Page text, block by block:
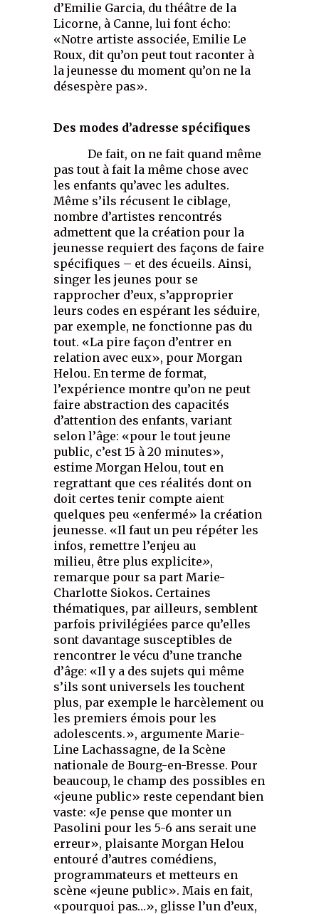
d’Emilie Garcia, du théâtre de la
Licorne, à Canne, lui font écho:
«Notre artiste associée, Emilie Le
Roux, dit qu’on peut tout raconter à
la jeunesse du moment qu’on ne la
désespère pas».
Des modes d’adresse spécifiques
De fait, on ne fait quand même
pas tout à fait la même chose avec
les enfants qu’avec les adultes.
Même s’ils récusent le ciblage,
nombre d’artistes rencontrés
admettent que la création pour la
jeunesse requiert des façons de faire
spécifiques – et des écueils. Ainsi,
singer les jeunes pour se
rapprocher d’eux, s’approprier
leurs codes en espérant les séduire,
par exemple, ne fonctionne pas du
tout. «La pire façon d’entrer en
relation avec eux», pour Morgan
Helou. En terme de format,
l’expérience montre qu’on ne peut
faire abstraction des capacités
d’attention des enfants, variant
selon l’âge: «pour le tout jeune
public, c’est 15 à 20 minutes»,
estime Morgan Helou, tout en
regrattant que ces réalités dont on
doit certes tenir compte aient
quelques peu «enfermé» la création
jeunesse. «Il faut un peu répéter les
infos, remettre l’enjeu au
milieu, être plus explicite»,
remarque pour sa part Marie-
Charlotte Siokos. Certaines
thématiques, par ailleurs, semblent
parfois privilégiées parce qu’elles
sont davantage susceptibles de
rencontrer le vécu d’une tranche
d’âge: «Il y a des sujets qui même
s’ils sont universels les touchent
plus, par exemple le harcèlement ou
les premiers émois pour les
adolescents.», argumente Marie-
Line Lachassagne, de la Scène
nationale de Bourg-en-Bresse. Pour
beaucoup, le champ des possibles en
«jeune public» reste cependant bien
vaste: «Je pense que monter un
Pasolini pour les 5-6 ans serait une
erreur», plaisante Morgan Helou
entouré d’autres comédiens,
programmateurs et metteurs en
scène «jeune public». Mais en fait,
«pourquoi pas…», glisse l’un d’eux,